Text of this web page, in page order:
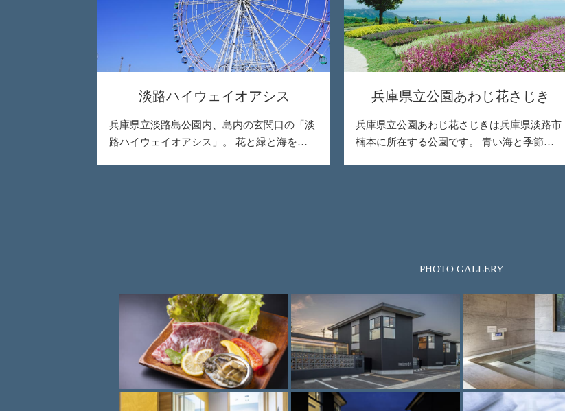
淡路ハイウェイオアシス
兵庫県立淡路島公園内、島内の玄関口の「淡
路ハイウェイオアシス」。 花と緑と海を…
兵庫県立公園あわじ花さじき
兵庫県立公園あわじ花さじきは兵庫県淡路市
楠本に所在する公園です。 青い海と季節…
PHOTO GALLERY